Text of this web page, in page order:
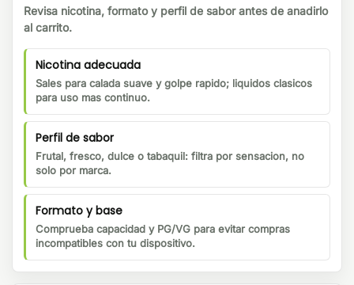
Revisa nicotina, formato y perfil de sabor antes de anadirlo
al carrito.
Nicotina adecuada
Sales para calada suave y golpe rapido; liquidos clasicos
para uso mas continuo.
Perfil de sabor
Frutal, fresco, dulce o tabaquil: filtra por sensacion, no
solo por marca.
Formato y base
Comprueba capacidad y PG/VG para evitar compras
incompatibles con tu dispositivo.